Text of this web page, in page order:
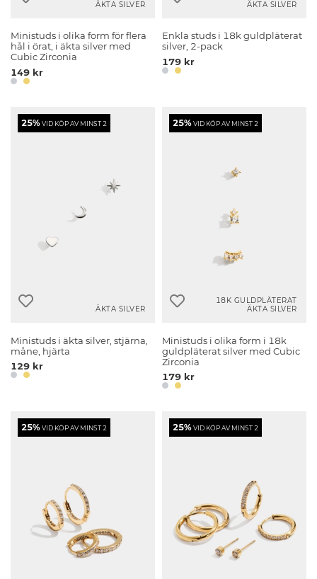
ÄKTA SILVER
Ministuds i olika form för flera
hål i örat, i äkta silver med
Cubic Zirconia
149 kr
ÄKTA SILVER
Enkla studs i 18k guldpläterat
silver, 2-pack
179 kr
25%VID KÖP AV MINST 2
ÄKTA SILVER
Ministuds i äkta silver, stjärna,
måne, hjärta
129 kr
25%VID KÖP AV MINST 2
18K GULDPLÄTERAT
ÄKTA SILVER
Ministuds i olika form i 18k
guldpläterat silver med Cubic
Zirconia
179 kr
25%VID KÖP AV MINST 2 25%VID KÖP AV MINST 2